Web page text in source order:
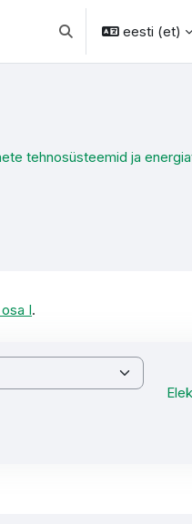
Lülitab otsingu sisendi
eesti ‎(et)‎
tehnosüsteemid ja
I.